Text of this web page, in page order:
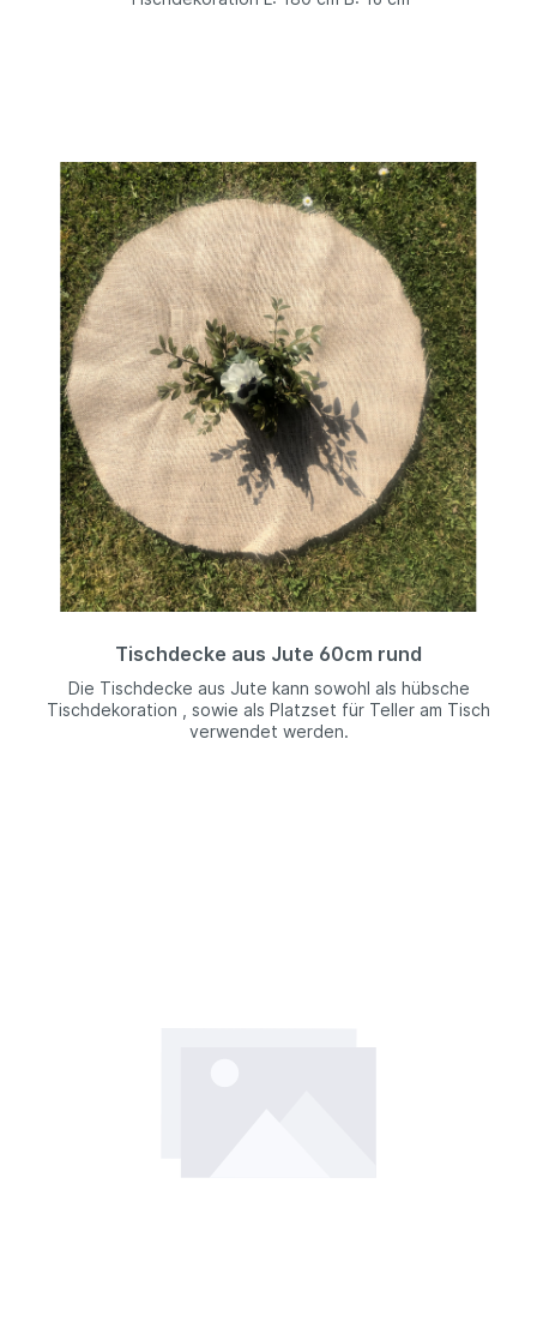
Tischdecke aus Jute 60cm rund
Die Tischdecke aus Jute kann sowohl als hübsche
Tischdekoration , sowie als Platzset für Teller am Tisch
verwendet werden.